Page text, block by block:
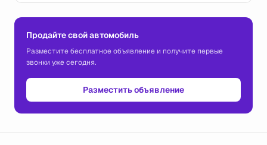
Продайте свой автомобиль
Разместите бесплатное объявление и получите первые
звонки уже сегодня.
Разместить объявление